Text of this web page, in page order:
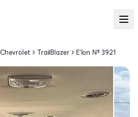
Chevrolet TrailBlazer E'lon № 3921